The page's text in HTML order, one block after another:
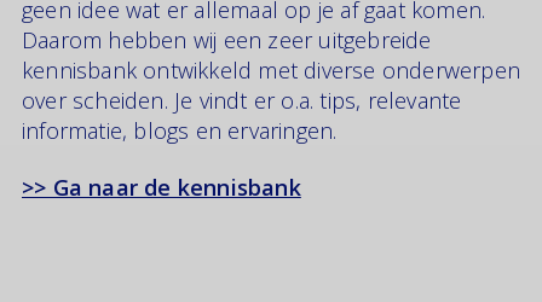
geen idee wat er allemaal op je af gaat komen.
Daarom hebben wij een zeer uitgebreide
kennisbank ontwikkeld met diverse onderwerpen
over scheiden. Je vindt er o.a. tips, relevante
informatie, blogs en ervaringen.
>> Ga naar de kennisbank